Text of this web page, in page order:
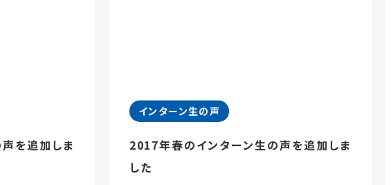
を追加しま
インターン生の声
2017年春のインターン生の声を追加しま
した